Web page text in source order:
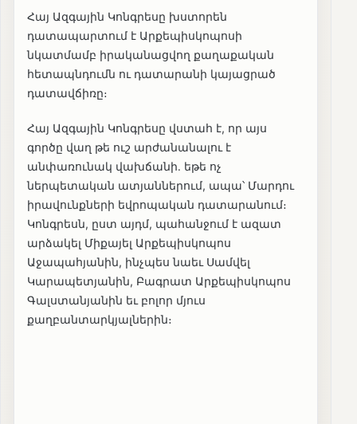
Հայ Ազգային Կոնգրեսը խստորեն
դատապարտում է Արքեպիսկոպոսի
նկատմամբ իրականացվող քաղաքական
հետապնդումն ու դատարանի կայացրած
դատավճիռը։
Հայ Ազգային Կոնգրեսը վստահ է, որ այս
գործը վաղ թե ուշ արժանանալու է
անփառունակ վախճանի․ եթե ոչ
ներպետական ատյաններում, ապա՝ Մարդու
իրավունքների եվրոպական դատարանում։
Կոնգրեսն, ըստ այդմ, պահանջում է ազատ
արձակել Միքայել Արքեպիսկոպոս
Աջապահյանին, ինչպես նաեւ Սամվել
Կարապետյանին, Բագրատ Արքեպիսկոպոս
Գալստանյանին եւ բոլոր մյուս
քաղբանտարկյալներին։